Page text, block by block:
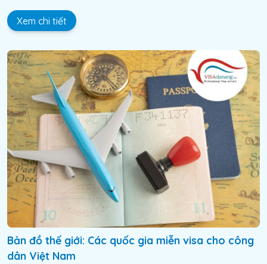
Xem chi tiết
Bản đồ thế giới: Các quốc gia miễn visa cho công
dân Việt Nam